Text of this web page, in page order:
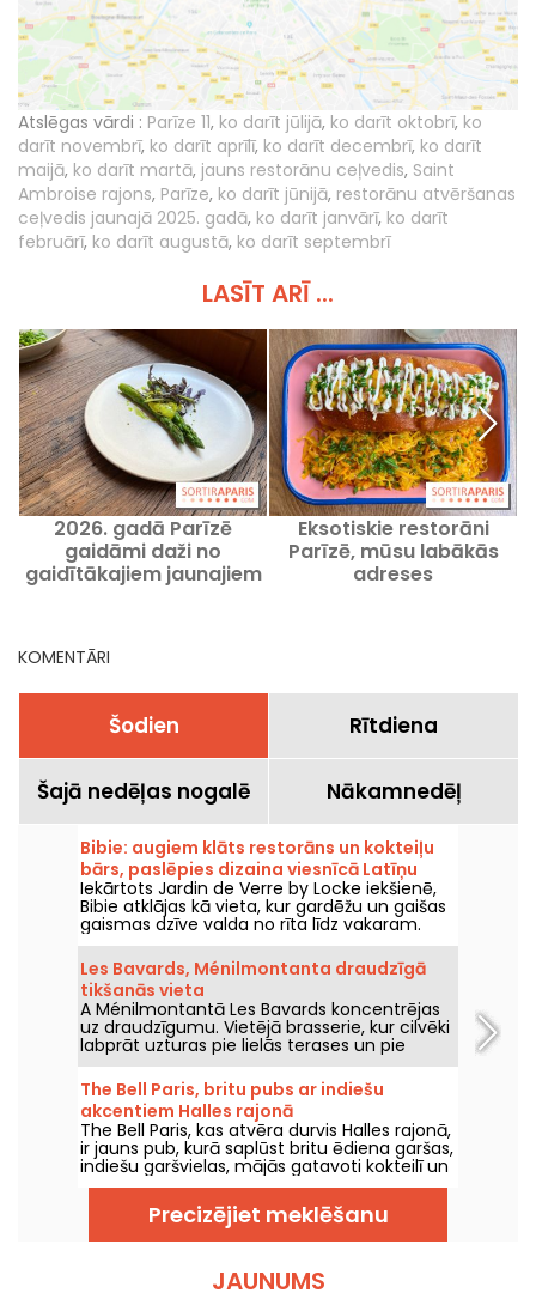
Atslēgas vārdi : Parīze 11, ko darīt jūlijā, ko darīt oktobrī, ko
darīt novembrī, ko darīt aprīlī, ko darīt decembrī, ko darīt
maijā, ko darīt martā, jauns restorānu ceļvedis, Saint
Ambroise rajons, Parīze, ko darīt jūnijā, restorānu atvēršanas
ceļvedis jaunajā 2025. gadā, ko darīt janvārī, ko darīt
februārī, ko darīt augustā, ko darīt septembrī
LASĪT ARĪ ...
2026. gadā Parīzē
gaidāmi daži no
gaidītākajiem jaunajiem
Eksotiskie restorāni
Parīzē, mūsu labākās
adreses
KOMENTĀRI
Šodien Rītdiena
Šajā nedēļas nogalē Nākamnedēļ
Bibie: augiem klāts restorāns un kokteiļu
bārs, paslēpies dizaina viesnīcā Latīņu
kvartālā
Iekārtots Jardin de Verre by Locke iekšienē,
Bibie atklājas kā vieta, kur gardēžu un gaišas
gaismas dzīve valda no rīta līdz vakaram.
Starp gaismas pilno restorānu un skaistu
zaļu terasi šī adrese piedāvā hibrīdisku
patvērumu netālu no Lutēcas arēnām.
Les Bavards, Ménilmontanta draudzīgā
tikšanās vieta
A Ménilmontantā Les Bavards koncentrējas
uz draudzīgumu. Vietējā brasserie, kur cilvēki
labprāt uzturas pie lielās terases un pie
aperitīva, daudz vairāk nekā pie tās bistrot
stila virtuves, kas joprojām ir ļoti klasiskā.
The Bell Paris, britu pubs ar indiešu
akcentiem Halles rajonā
The Bell Paris, kas atvēra durvis Halles rajonā,
ir jauns pub, kurā saplūst britu ēdiena garšas,
indiešu garšvielas, mājās gatavoti kokteilī un
amatnieku alus, visu veido Džims Hāmiltons.
Precizējiet meklēšanu
JAUNUMS